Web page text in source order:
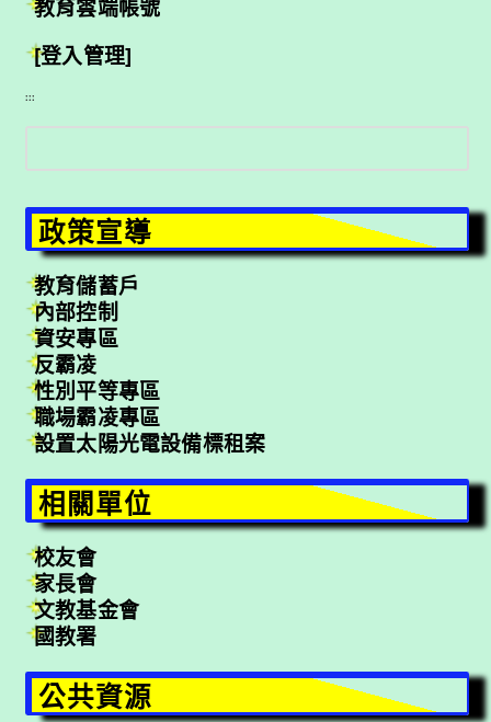
教育雲端帳號
[登入管理]
:::
搜
尋
政策宣導
教育儲蓄戶
內部控制
資安專區
反霸凌
性別平等專區
職場霸凌專區
設置太陽光電設備標租案
相關單位
校友會
家長會
文教基金會
國教署
公共資源